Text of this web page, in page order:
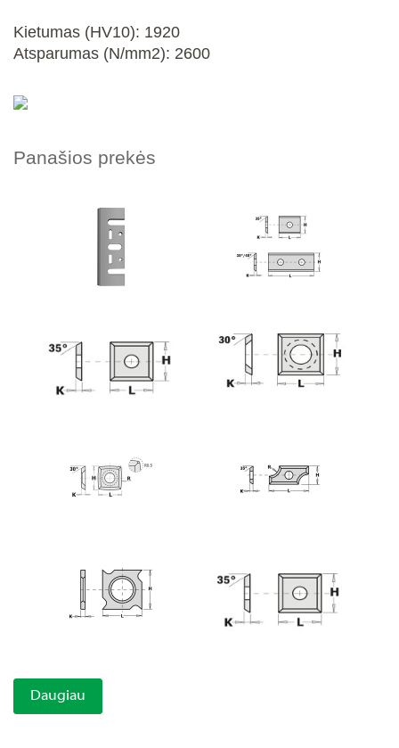
Kietumas (HV10): 1920
Atsparumas (N/mm2): 2600
Panašios prekės
Daugiau